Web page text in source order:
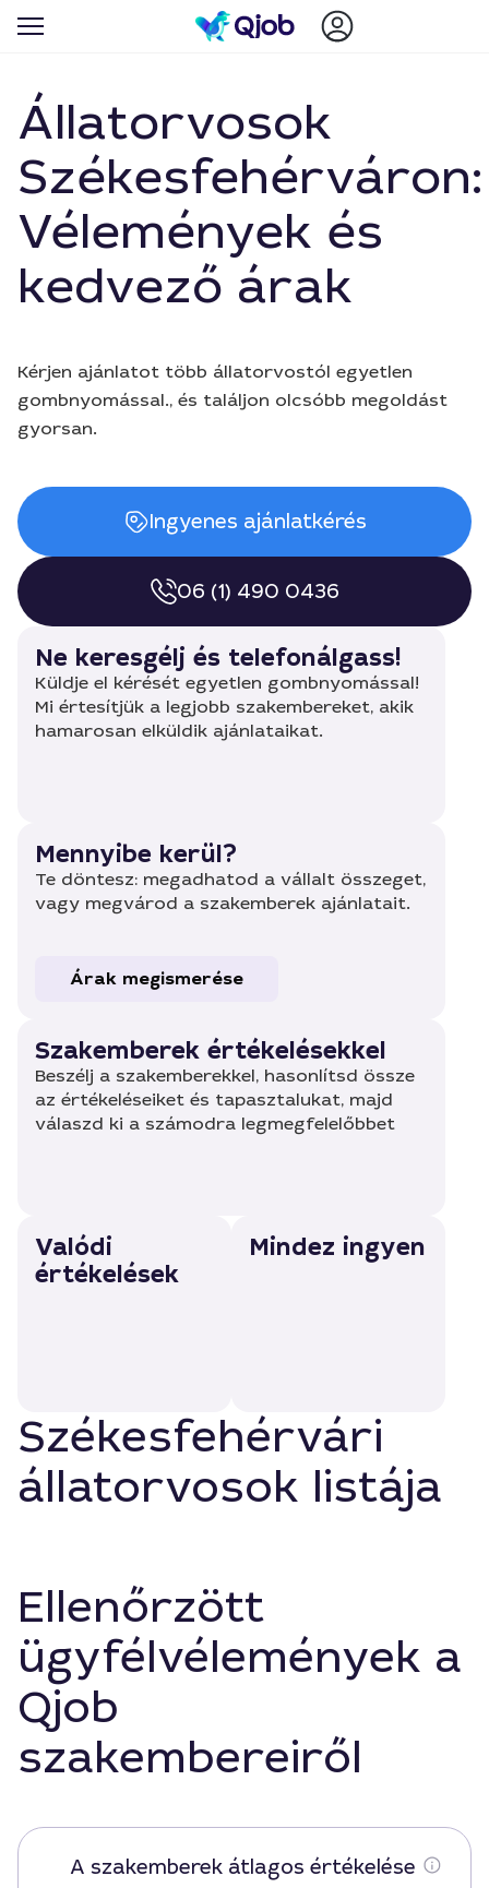
Állatorvosok
Székesfehérváron:
Vélemények és
kedvező árak
Kérjen ajánlatot több állatorvostól egyetlen
gombnyomással., és találjon olcsóbb megoldást
gyorsan.
Ingyenes ajánlatkérés
06 (1) 490 0436
Ne keresgélj és telefonálgass!
Küldje el kérését egyetlen gombnyomással!
Mi értesítjük a legjobb szakembereket, akik
hamarosan elküldik ajánlataikat.
Mennyibe kerül?
Te döntesz: megadhatod a vállalt összeget,
vagy megvárod a szakemberek ajánlatait.
Árak megismerése
Szakemberek értékelésekkel
Beszélj a szakemberekkel, hasonlítsd össze
az értékeléseiket és tapasztalukat, majd
válaszd ki a számodra legmegfelelőbbet
Valódi
értékelések
Mindez ingyen
Székesfehérvári
állatorvosok listája
Ellenőrzött
ügyfélvélemények a
Qjob
szakembereiről
A szakemberek átlagos értékelése